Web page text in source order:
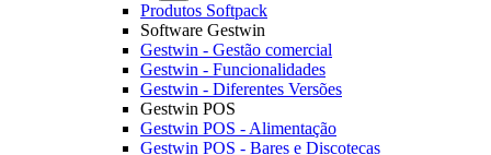
Produtos Softpack
Software Gestwin
Gestwin - Gestão comercial
Gestwin - Funcionalidades
Gestwin - Diferentes Versões
Gestwin POS
Gestwin POS - Alimentação
Gestwin POS - Bares e Discotecas